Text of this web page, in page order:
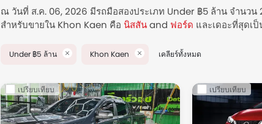
ณ วันที่ ส.ค. 06, 2026 มีรถมือสองประเภท Under ฿5 ล้าน จำนว
สำหรับขายใน Khon Kaen คือ นิสสันand ฟอร์ด และเดอะที่สุดเ
สสัน Almera อี สปอร์ตเทค สำหรับราคา ฿350,000 ขับเคลื่อน
฿519,000 ขับเคลื่อน 195000 กม. รับข้อเสนอสุดพิเศษสำหรับรถ
Used Cars for Sale in Khon Kaen
Under ฿5 ล้าน Khon Kaen เคลียร์ทั้งหมด
เปรียบเทียบ
เปรียบเทียบ